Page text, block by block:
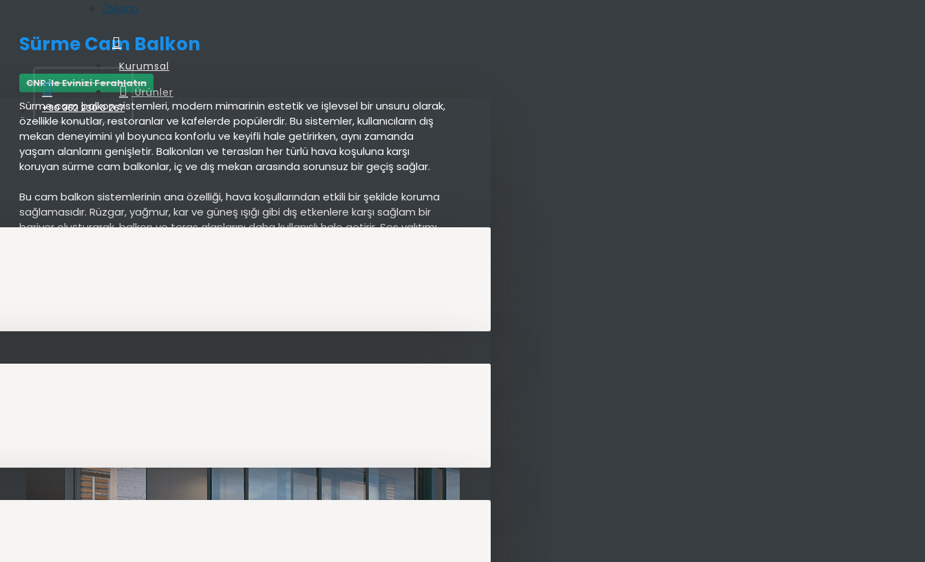
Menu
Kurumsal
Ürünler
+90 362 230 0 267
Sürme Cam Balkon
CNR ile Evinizi Ferahlatın
Sürme cam balkon sistemleri, modern mimarinin estetik ve işlevsel bir unsuru olarak,
özellikle konutlar, restoranlar ve kafelerde popülerdir. Bu sistemler, kullanıcıların dış
mekan deneyimini yıl boyunca konforlu ve keyifli hale getirirken, aynı zamanda
yaşam alanlarını genişletir. Balkonları ve terasları her türlü hava koşuluna karşı
koruyan sürme cam balkonlar, iç ve dış mekan arasında sorunsuz bir geçiş sağlar.
Bu cam balkon sistemlerinin ana özelliği, hava koşullarından etkili bir şekilde koruma
sağlamasıdır. Rüzgar, yağmur, kar ve güneş ışığı gibi dış etkenlere karşı sağlam bir
bariyer oluşturarak, balkon ve teras alanlarını daha kullanışlı hale getirir. Ses yalıtımı